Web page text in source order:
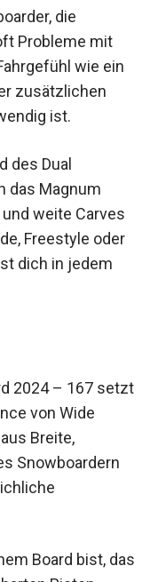
die
Probleme mit
wie ein
zusätzlichen
Dual
Magnum
weite Carves
Freestyle oder
dich in jedem
2024 – 167
von
aus Breite,
Snowboardern
Board bist,